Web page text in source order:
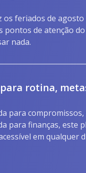
feriados de agosto
pontos de atenção
nada.
rotina,
para
para finanças, este
em qualquer